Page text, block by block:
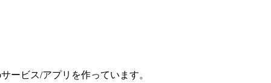
ービス/アプリを作っています。